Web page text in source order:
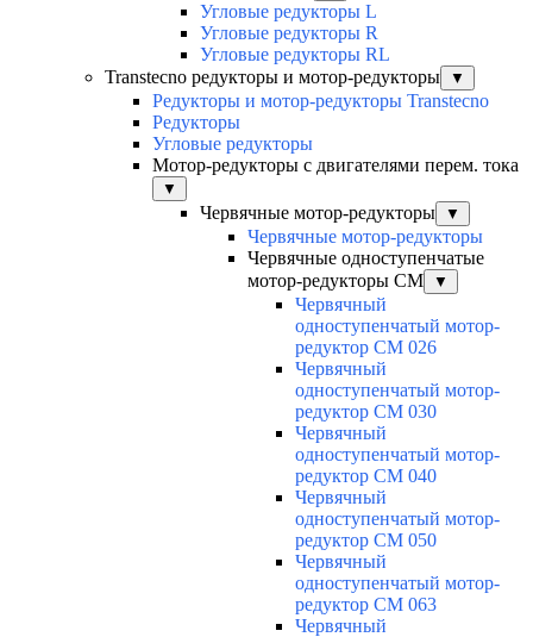
Угловые редукторы L
Угловые редукторы R
Угловые редукторы RL
Transtecno редукторы и мотор-редукторы
▼
Редукторы и мотор-редукторы Transtecno
Редукторы
Угловые редукторы
Мотор-редукторы с двигателями перем. тока
▼
Червячные мотор-редукторы ▼
Червячные мотор-редукторы
Червячные одноступенчатые
мотор-редукторы CM
▼
Червячный
одноступенчатый мотор-
редуктор CM 026
Червячный
одноступенчатый мотор-
редуктор CM 030
Червячный
одноступенчатый мотор-
редуктор CM 040
Червячный
одноступенчатый мотор-
редуктор CM 050
Червячный
одноступенчатый мотор-
редуктор CM 063
Червячный